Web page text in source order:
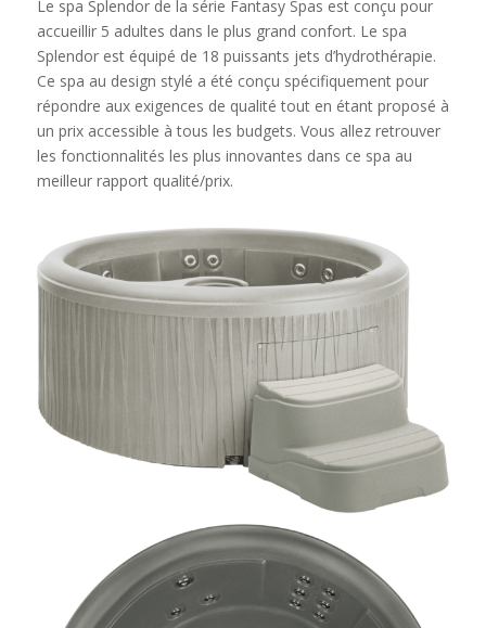
Le spa Splendor de la série Fantasy Spas est conçu pour
accueillir 5 adultes dans le plus grand confort. Le spa
Splendor est équipé de 18 puissants jets d’hydrothérapie.
Ce spa au design stylé a été conçu spécifiquement pour
répondre aux exigences de qualité tout en étant proposé à
un prix accessible à tous les budgets. Vous allez retrouver
les fonctionnalités les plus innovantes dans ce spa au
meilleur rapport qualité/prix.